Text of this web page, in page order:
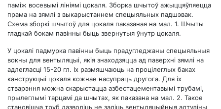
паміж восевымі лініямі цокаля. Зборка шчытоў ажыццяўляецца
прама на зямлі з выкарыстаннем спецыяльных падшэвак.
Схема зборкі шчытоў для цокаля паказаная на мал. 1. Шчыты
гладкай бокам павінны быць звернутыя ўнутр цокаля.
У цокалі падмурка павінны быць прадугледжаны спецыяльныя
вокны для вентыляцыі, якія знаходзяцца ад паверхні зямлі на
адлегласці 15-20 гл. Іх размяшчаюць на процілеглых баках
канструкцыі цокаля кожнае насупраць другога. Для іх
стварэння можна скарыстацца азбестацементавымі трубамі,
прылеглымі тарцамі да шчытах, як паказана на мал. 2. Такое
становішча труб дазволіць не заліць вентыляцыйныя адтуліны